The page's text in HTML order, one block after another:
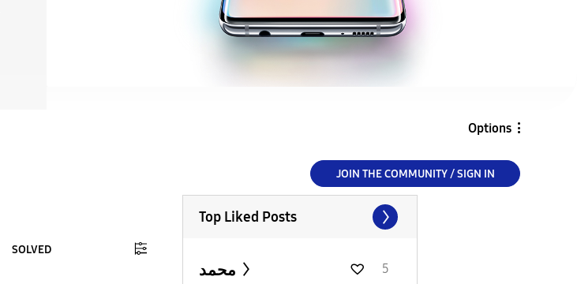
Options
JOIN THE COMMUNITY / SIGN IN
SOLVED
Top Liked Posts
5